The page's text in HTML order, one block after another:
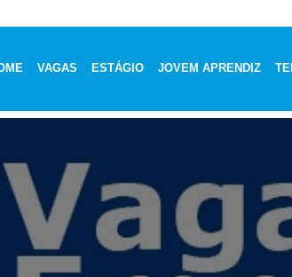
VAGAS ESTÁGIO JOVEM APRENDIZ